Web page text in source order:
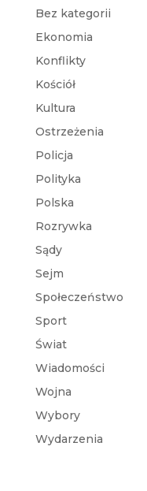
Bez kategorii
Ekonomia
Konflikty
Kościół
Kultura
Ostrzeżenia
Policja
Polityka
Polska
Rozrywka
Sądy
Sejm
Społeczeństwo
Sport
Świat
Wiadomości
Wojna
Wybory
Wydarzenia